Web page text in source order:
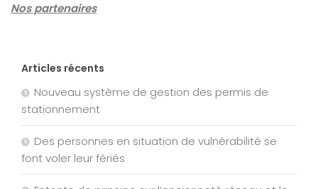
Nos partenaires
Articles récents
Nouveau système de gestion des permis de
stationnement
Des personnes en situation de vulnérabilité se
font voler leur fériés